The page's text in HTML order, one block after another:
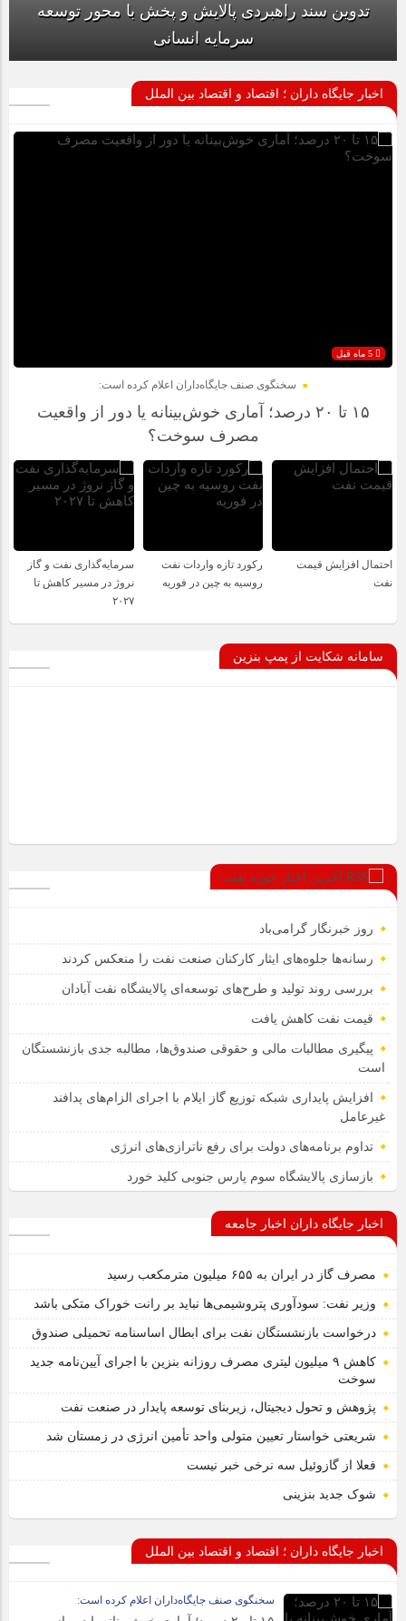
تدوین سند راهبردی پالایش و پخش با محور توسعه
سرمایه انسانی
اخبار جایگاه داران ؛ اقتصاد و اقتصاد بین الملل
سخنگوی صنف جایگاه‌داران اعلام کرده است:
۱۵ تا ۲۰ درصد؛ آماری خوش‌بینانه یا دور از واقعیت
مصرف سوخت؟
احتمال افزایش قیمت
نفت
رکورد تازه واردات نفت
روسیه به چین در فوریه
سرمایه‌گذاری نفت و گاز
نروژ در مسیر کاهش تا
۲۰۲۷
سامانه شکایت از پمپ بنزین
آخرین اخبار حوزه نفت
روز خبرنگار گرامی‌باد
رسانه‌ها جلوه‌های ایثار کارکنان صنعت نفت را منعکس کردند
بررسی روند تولید و طرح‌های توسعه‌ای پالایشگاه نفت آبادان
قیمت نفت کاهش یافت
پیگیری مطالبات مالی و حقوقی صندوق‌ها، مطالبه جدی بازنشستگان
است
افزایش پایداری شبکه توزیع گاز ایلام با اجرای الزام‌های پدافند
غیرعامل
تداوم برنامه‌های دولت برای رفع ناترازی‌های انرژی
بازسازی پالایشگاه سوم پارس جنوبی کلید خورد
اخبار جایگاه داران اخبار جامعه
مصرف گاز در ایران به ۶۵۵ میلیون مترمکعب رسید
وزیر نفت: سودآوری پتروشیمی‌ها نباید بر رانت خوراک متکی باشد
درخواست بازنشستگان نفت برای ابطال اساسنامه تحمیلی صندوق
کاهش ۹ میلیون لیتری مصرف روزانه بنزین با اجرای آیین‌نامه جدید
سوخت
پژوهش و تحول دیجیتال، زیربنای توسعه پایدار در صنعت نفت
شریعتی خواستار تعیین متولی واحد تأمین انرژی در زمستان شد
فعلا از گازوئیل سه نرخی خبر نیست
شوک جدید بنزینی
اخبار جایگاه داران ؛ اقتصاد و اقتصاد بین الملل
سخنگوی صنف جایگاه‌داران اعلام کرده است: